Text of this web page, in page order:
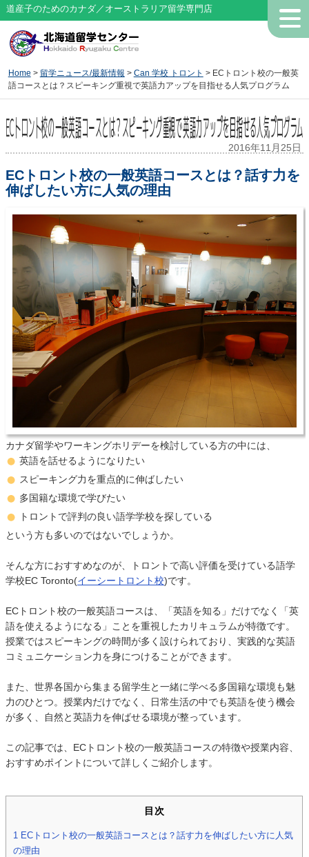
道産子のためのカナダ／オーストラリア留学専門店
Home > 留学ニュース/最新情報 > Can 学校 トロント > ECトロント校の一般英
語コースとは？スピーキング重視で英語力アップを目指せる人気プログラム
ECトロント校の一般英語コースとは？スピーキング重視で英語力アップを目指せる人気プログラム
2016年11月25日
ECトロント校の一般英語コースとは？話す力を
伸ばしたい方に人気の理由
カナダ留学やワーキングホリデーを検討している方の中には、
英語を話せるようになりたい
スピーキング力を重点的に伸ばしたい
多国籍な環境で学びたい
トロントで評判の良い語学学校を探している
という方も多いのではないでしょうか。
そんな方におすすめなのが、トロントで高い評価を受けている語学
学校EC Toronto(イーシートロント校)です。
ECトロント校の一般英語コースは、「英語を知る」だけでなく「英
語を使えるようになる」ことを重視したカリキュラムが特徴です。
授業ではスピーキングの時間が多く設けられており、実践的な英語
コミュニケーション力を身につけることができます。
また、世界各国から集まる留学生と一緒に学べる多国籍な環境も魅
力のひとつ。授業内だけでなく、日常生活の中でも英語を使う機会
が多く、自然と英語力を伸ばせる環境が整っています。
この記事では、ECトロント校の一般英語コースの特徴や授業内容、
おすすめポイントについて詳しくご紹介します。
目次
1 ECトロント校の一般英語コースとは？話す力を伸ばしたい方に人気
の理由